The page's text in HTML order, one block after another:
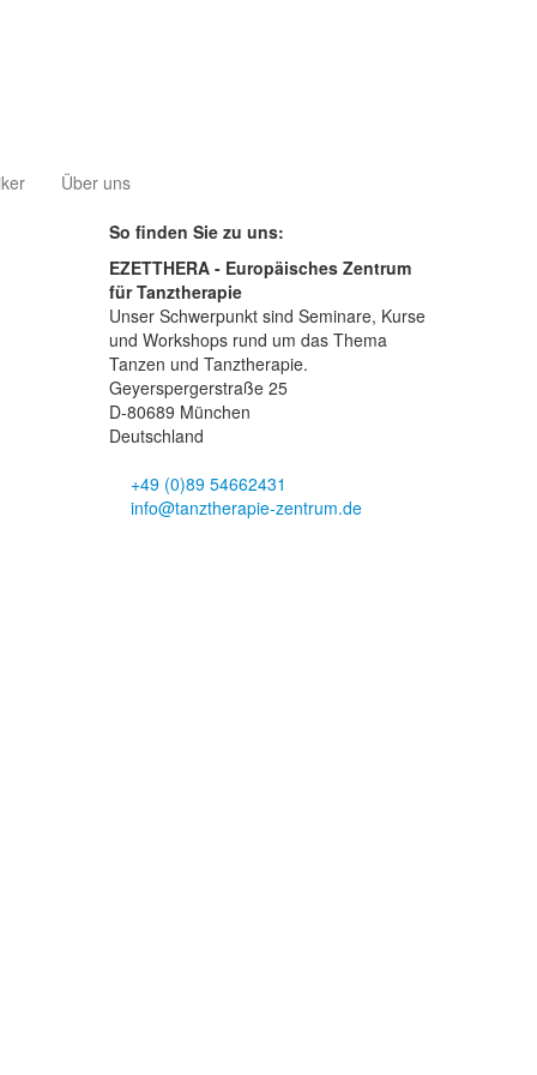
Über uns
So finden Sie zu uns:
EZETTHERA - Europäisches Zentrum
für Tanztherapie
Unser Schwerpunkt sind Seminare, Kurse
und Workshops rund um das Thema
Tanzen und Tanztherapie.
Geyerspergerstraße 25
D-80689 München
Deutschland
+49 (0)89 54662431
info@tanztherapie-zentrum.de